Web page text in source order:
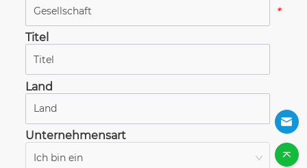
*
Titel
Land
*
Unternehmensart
Ich bin ein